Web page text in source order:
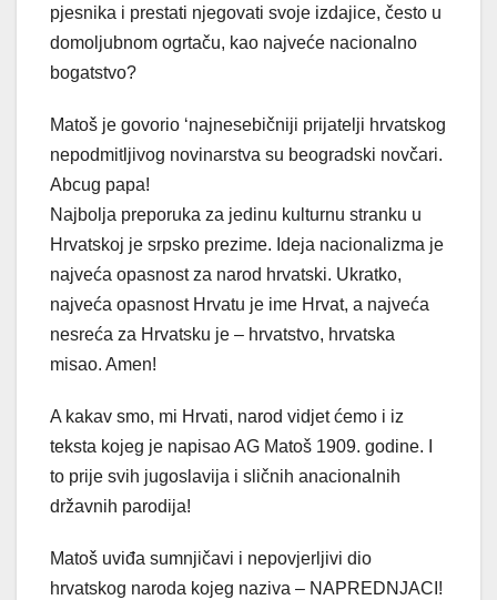
pjesnika i prestati njegovati svoje izdajice, često u
domoljubnom ogrtaču, kao najveće nacionalno
bogatstvo?
Matoš je govorio ‘najnesebičniji prijatelji hrvatskog
nepodmitljivog novinarstva su beogradski novčari.
Abcug papa!
Najbolja preporuka za jedinu kulturnu stranku u
Hrvatskoj je srpsko prezime. Ideja nacionalizma je
najveća opasnost za narod hrvatski. Ukratko,
najveća opasnost Hrvatu je ime Hrvat, a najveća
nesreća za Hrvatsku je – hrvatstvo, hrvatska
misao. Amen!
A kakav smo, mi Hrvati, narod vidjet ćemo i iz
teksta kojeg je napisao AG Matoš 1909. godine. I
to prije svih jugoslavija i sličnih anacionalnih
državnih parodija!
Matoš uviđa sumnjičavi i nepovjerljivi dio
hrvatskog naroda kojeg naziva – NAPREDNJACI!